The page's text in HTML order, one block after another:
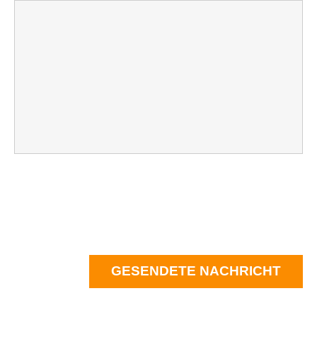
GESENDETE NACHRICHT